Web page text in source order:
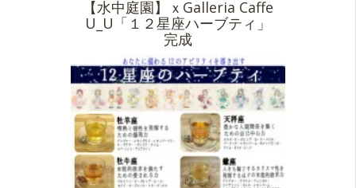
【水中庭園】ｘGalleria Caffe
U_U「１２星座ハーブティ」
完成